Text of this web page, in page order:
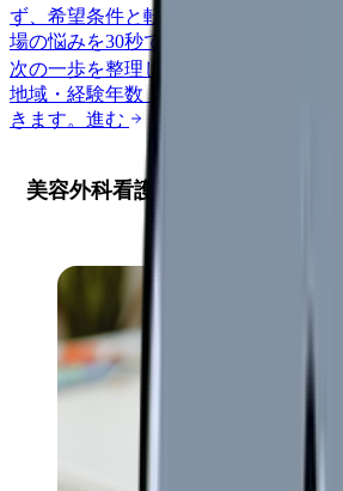
ず、希望条件と転職時期を自社で預か
場の悩みを30秒で診断
辞めるべきか
次の一歩を整理します。
給
地域・経験年数・施設形態から、今の
きます。 進む
美容外科看護師の平均年収と給